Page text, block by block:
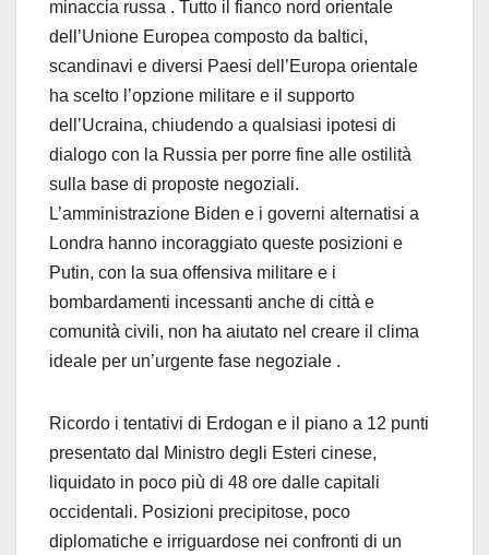
minaccia russa . Tutto il fianco nord orientale
dell’Unione Europea composto da baltici,
scandinavi e diversi Paesi dell’Europa orientale
ha scelto l’opzione militare e il supporto
dell’Ucraina, chiudendo a qualsiasi ipotesi di
dialogo con la Russia per porre fine alle ostilità
sulla base di proposte negoziali.
L’amministrazione Biden e i governi alternatisi a
Londra hanno incoraggiato queste posizioni e
Putin, con la sua offensiva militare e i
bombardamenti incessanti anche di città e
comunità civili, non ha aiutato nel creare il clima
ideale per un’urgente fase negoziale .
Ricordo i tentativi di Erdogan e il piano a 12 punti
presentato dal Ministro degli Esteri cinese,
liquidato in poco più di 48 ore dalle capitali
occidentali. Posizioni precipitose, poco
diplomatiche e irriguardose nei confronti di un